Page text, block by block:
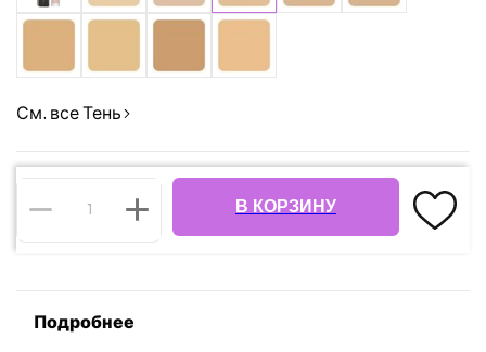
См. все Тень
В КОРЗИНУ
Подробнее